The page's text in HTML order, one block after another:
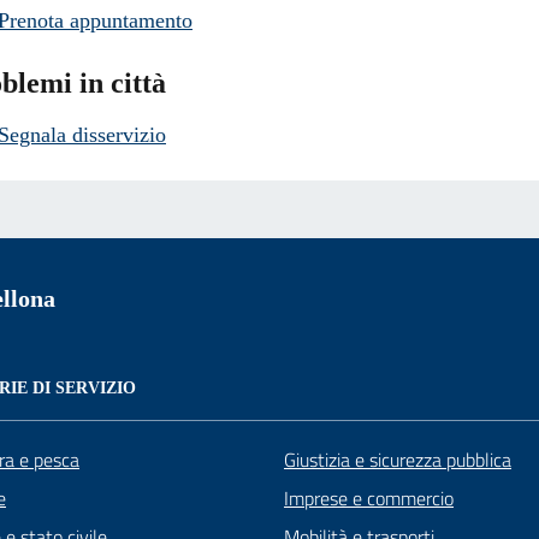
appuntamento
in città
disservizio
DI SERVIZIO
e pesca
Giustizia e sicurezza pubblica
Imprese e commercio